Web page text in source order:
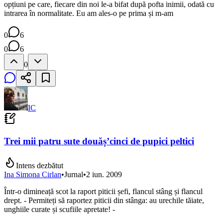
opțiuni pe care, fiecare din noi le-a bifat după pofta inimii, odată cu
intrarea în normalitate. Eu am ales-o pe prima și m-am
0
6
0
6
0
IC
Trei mii patru sute douăș’cinci de pupici peltici
Intens dezbătut
Ina Simona Cirlan•Jurnal•2 iun. 2009
Într-o dimineață scot la raport piticii șefi, flancul stâng și flancul
drept. - Permiteți să raportez piticii din stânga: au urechile tăiate,
unghiile curate și scufiile apretate! -